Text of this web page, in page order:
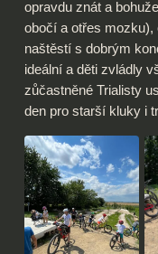
opravdu znát a
obočí a otřes
naštěstí s dobrým
ideální a děti zvládly
zůčastněné Trialisty
den pro starší kluky i